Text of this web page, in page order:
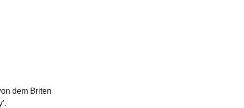
dem Briten